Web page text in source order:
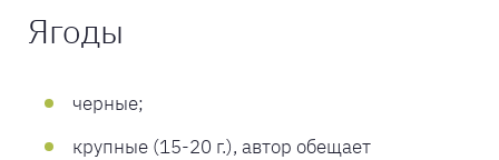
Ягоды
черные;
крупные (15-20 г.), автор обещает